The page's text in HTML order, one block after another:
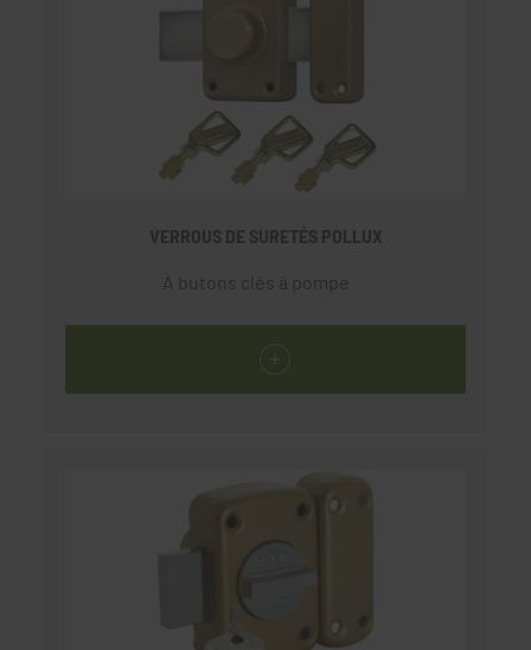
VERROUS DE SURETÉS POLLUX
À butons clès à pompe